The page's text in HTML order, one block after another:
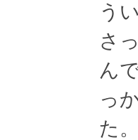
う
さ
ん
っ
た